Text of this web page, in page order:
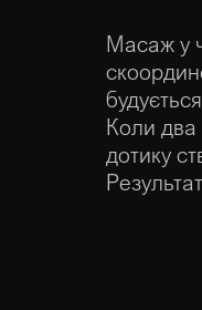
Масаж у
Коли два
дотику